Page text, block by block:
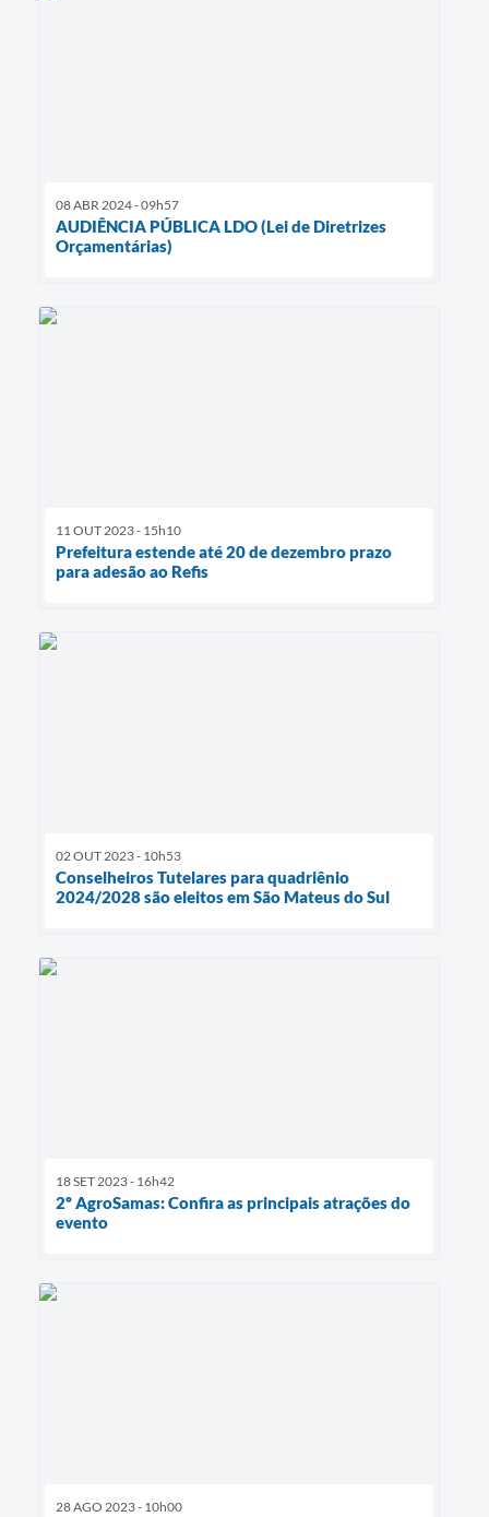
08 ABR 2024 - 09h57
AUDIÊNCIA PÚBLICA LDO (Lei de Diretrizes
Orçamentárias)
11 OUT 2023 - 15h10
Prefeitura estende até 20 de dezembro prazo
para adesão ao Refis
02 OUT 2023 - 10h53
Conselheiros Tutelares para quadriênio
2024/2028 são eleitos em São Mateus do Sul
18 SET 2023 - 16h42
2º AgroSamas: Confira as principais atrações do
evento
28 AGO 2023 - 10h00